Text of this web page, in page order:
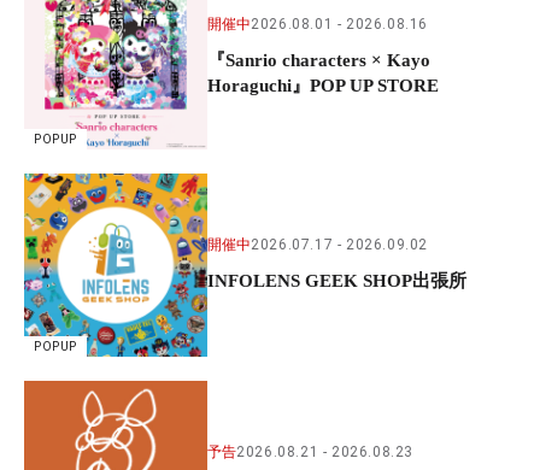
POPUP
開催中2026.08.01 2026.08.16
『Sanrio characters × Kayo
Horaguchi』POP UP STORE
POPUP
開催中2026.07.17 2026.09.02
INFOLENS GEEK SHOP出張所
予告2026.08.21 2026.08.23